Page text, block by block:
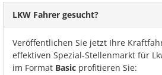
LKW Fahrer gesucht?
Veröffentlichen Sie jetzt Ihre
effektiven Spezial-Stellenmarkt für
im Format Basic profitieren Sie: